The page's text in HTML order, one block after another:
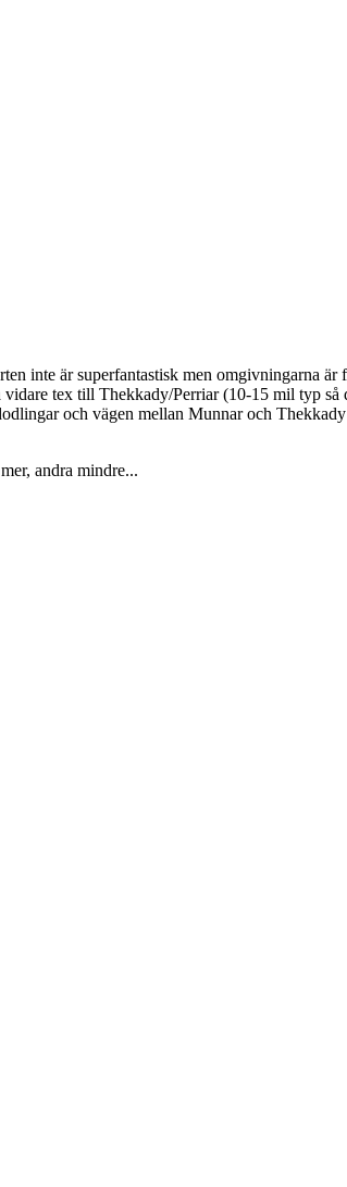
inte är superfantastisk men omgivningarna
tex till Thekkady/Perriar (10-15 mil typ så
och vägen mellan Munnar och
andra mindre...